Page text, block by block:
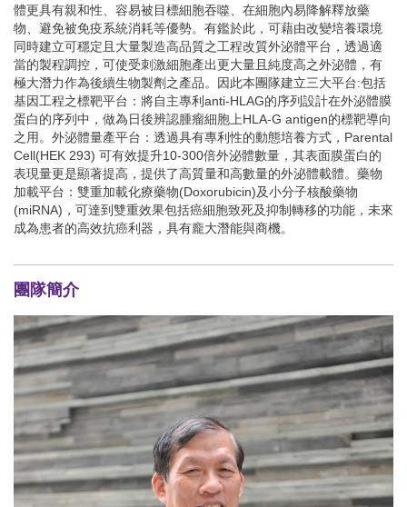
體更具有親和性、容易被目標細胞吞噬、在細胞內易降解釋放藥
物、避免被免疫系統消耗等優勢。有鑑於此，可藉由改變培養環境
同時建立可穩定且大量製造高品質之工程改質外泌體平台，透過適
當的製程調控，可使受刺激細胞產出更大量且純度高之外泌體，有
極大潛力作為後續生物製劑之產品。因此本團隊建立三大平台:包括
基因工程之標靶平台：將自主專利anti-HLAG的序列設計在外泌體膜
蛋白的序列中，做為日後辨認腫瘤細胞上HLA-G antigen的標靶導向
之用。外泌體量產平台：透過具有專利性的動態培養方式，Parental
Cell(HEK 293) 可有效提升10-300倍外泌體數量，其表面膜蛋白的
表現量更是顯著提高，提供了高質量和高數量的外泌體載體。藥物
加載平台：雙重加載化療藥物(Doxorubicin)及小分子核酸藥物
(miRNA)，可達到雙重效果包括癌細胞致死及抑制轉移的功能，未來
成為患者的高效抗癌利器，具有龐大潛能與商機。
團隊簡介